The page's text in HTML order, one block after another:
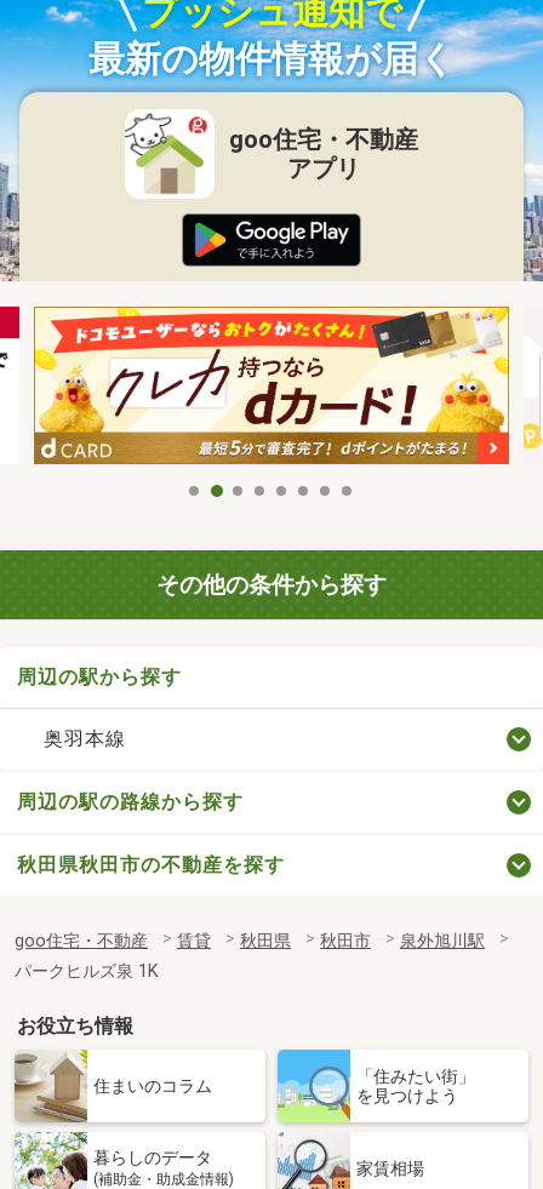
プッシュ通知で
最新の物件情報が届く
goo住宅・不動産
アプリ
その他の条件から探す
周辺の駅から探す
奥羽本線
周辺の駅の路線から探す
秋田県秋田市の不動産を探す
goo住宅・不動産 賃貸 秋田県 秋田市
泉外旭川駅
パークヒルズ泉 1K
お役立ち情報
住まいのコラム
「住みたい街」
を見つけよう
暮らしのデータ
(補助金・助成金情報)
家賃相場